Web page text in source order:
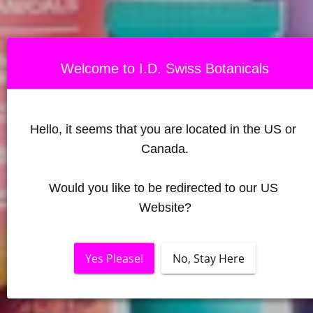
Welcome to I.D. Swiss Botanicals
Hello, it seems that you are located in the US or
Canada.
Would you like to be redirected to our US
Website?
Yes Please! No, Stay Here